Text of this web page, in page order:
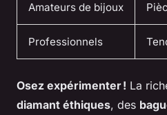
Amateurs de bijoux
Professionnels
Osez expérimenter ! La
diamant éthiques, des